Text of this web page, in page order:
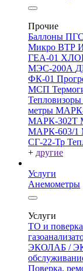
Прочие
Баллоны ПГС
Микро ВТР
ГЕА-01
МЭС-200А
ФК-01
МСП
Тепловизоры
метры
МАРК-302Т
МАРК-603/1
СГ-22-Тр
+ другие
Услуги
Анемометры
Услуги
ТО и поверка
ЭКОЛАБ /
Поверка,